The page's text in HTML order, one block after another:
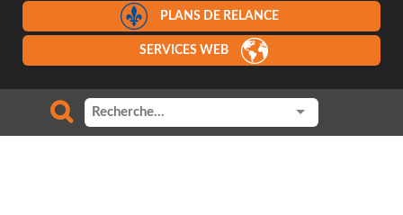
PLANS DE RELANCE
SERVICES WEB